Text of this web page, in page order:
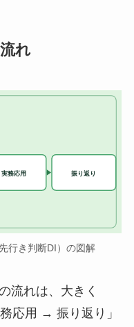
れ
実務応用 振り返り
行き判断DI）の図解
流れは、大きく
応用 → 振り返り」